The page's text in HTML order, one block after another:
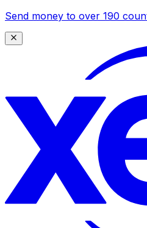
Send money to over 190